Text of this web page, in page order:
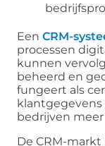
EenCRM-
processen
kunnen
beheerd en
fungeert als
klantgegevens
bedrijven
De CRM-